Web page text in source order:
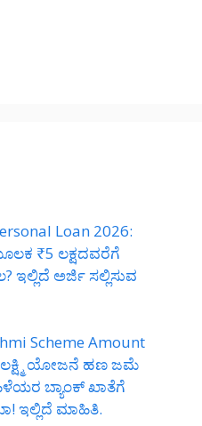
Loan 2026:
₹5 ಲಕ್ಷದವರೆಗೆ
ಇಲ್ಲಿದೆ ಅರ್ಜಿ ಸಲ್ಲಿಸುವ
Scheme Amount
ಯೋಜನೆ ಹಣ ಜಮೆ
ಬ್ಯಾಂಕ್ ಖಾತೆಗೆ
ಇಲ್ಲಿದೆ ಮಾಹಿತಿ.